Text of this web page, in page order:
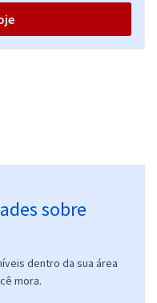
sobre
dentro da sua área
mora.